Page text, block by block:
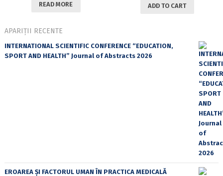
READ MORE ADD TO CART
APARIȚII RECENTE
INTERNATIONAL SCIENTIFIC CONFERENCE “EDUCATION,
SPORT AND HEALTH” Journal of Abstracts 2026
EROAREA ȘI FACTORUL UMAN ÎN PRACTICA MEDICALĂ